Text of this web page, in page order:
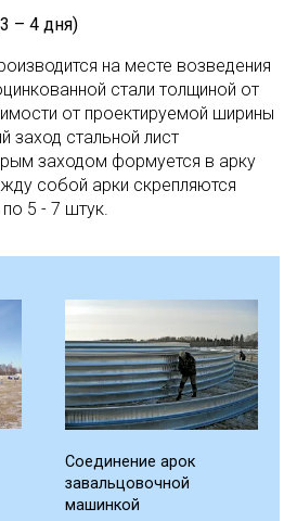
– 4 дня)
на месте возведения
стали толщиной от
от проектируемой ширины
заход стальной лист
заходом формуется в арку
собой арки скрепляются
5 - 7 штук.
Соединение арок
завальцовочной
машинкой